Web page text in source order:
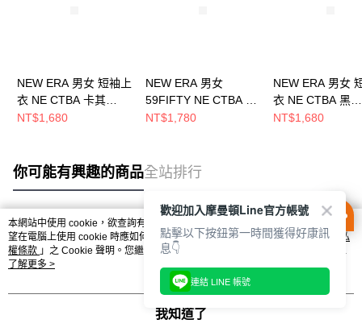
NEW ERA 男女 短袖上
衣 NE CTBA 卡其
NE14517775
NT$1,680
NEW ERA 男女
59FIFTY NE CTBA 黑/
皇家藍 NE14519836
NT$1,780
NEW ERA 男女
衣 NE CTBA 黑
NE14517777
NT$1,680
你可能有興趣的商品全站排行
熱門標籤
本網站中使用 cookie，欲查詢有關本網站使用 cookie 方式之詳情，及若您不希
望在電腦上使用 cookie 時應如何變更電腦的 cookie 設定，請參閱本網站「
隱私
權條款 」之 Cookie 聲明。您繼續使用本網站即表示您同意本公司得按本網站使
用條款之 Cookie 聲明使用 cookie。
了解更多 >
我知道了
歡迎加入摩曼頓Line官方帳號
點擊以下按鈕第一時間獲得好康訊
息👇
連結 LINE 帳號